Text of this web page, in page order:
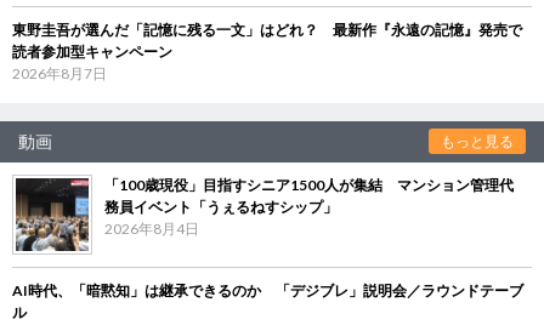
東野圭吾が選んだ「記憶に残る一文」はどれ？ 最新作『永遠の記憶』発売で
読者参加型キャンペーン
2026年8月7日
動画 もっと見る
「100歳現役」目指すシニア1500人が集結 マンション管理代
務員イベント「うぇるねすシップ」
2026年8月4日
AI時代、「暗黙知」は継承できるのか 「デジブレ」説明会／ラウンドテーブ
ル